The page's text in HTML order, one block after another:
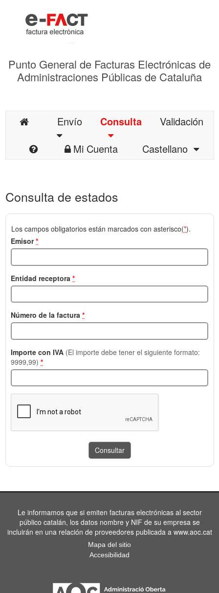
Punto General de Facturas Electrónicas de
Administraciones Públicas de Cataluña
Envío Consulta
Validación
Mi Cuenta
Castellano
Consulta de estados
Los campos obligatorios están marcados con asterisco(*).
Emisor*
Entidad receptora *
Número de la factura *
Importe con IVA (El importe debe tener el siguiente formato:
9999,99) *
Le informamos que si emiten facturas electrónicas al sector
público catalán, los datos nombre y NIF de su empresa se
incluirán en una relación de proveedores publicada a www.aoc.cat
Mapa del sitio
Accesibilidad